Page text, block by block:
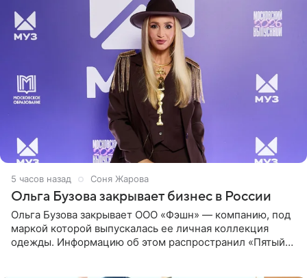
5 часов назад Соня Жарова
Ольга Бузова закрывает бизнес в России
Ольга Бузова закрывает ООО «Фэшн» — компанию, под
маркой которой выпускалась ее личная коллекция
одежды. Информацию об этом распространил «Пятый